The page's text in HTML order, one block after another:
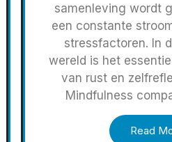
samenleving wordt
een constante
stressfactoren. In
wereld is het
van rust en
Mindfulness
Read